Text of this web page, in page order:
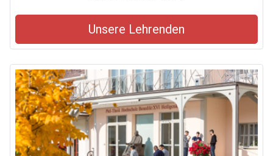
Unsere Lehrenden